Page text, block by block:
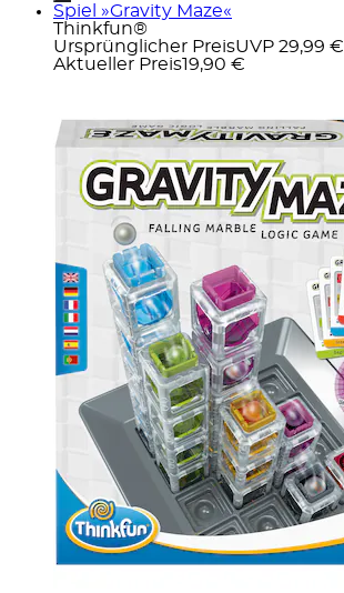
Spiel »Gravity Maze«
Thinkfun®
Ursprünglicher PreisUVP 29,99 €
Aktueller Preis19,90 €